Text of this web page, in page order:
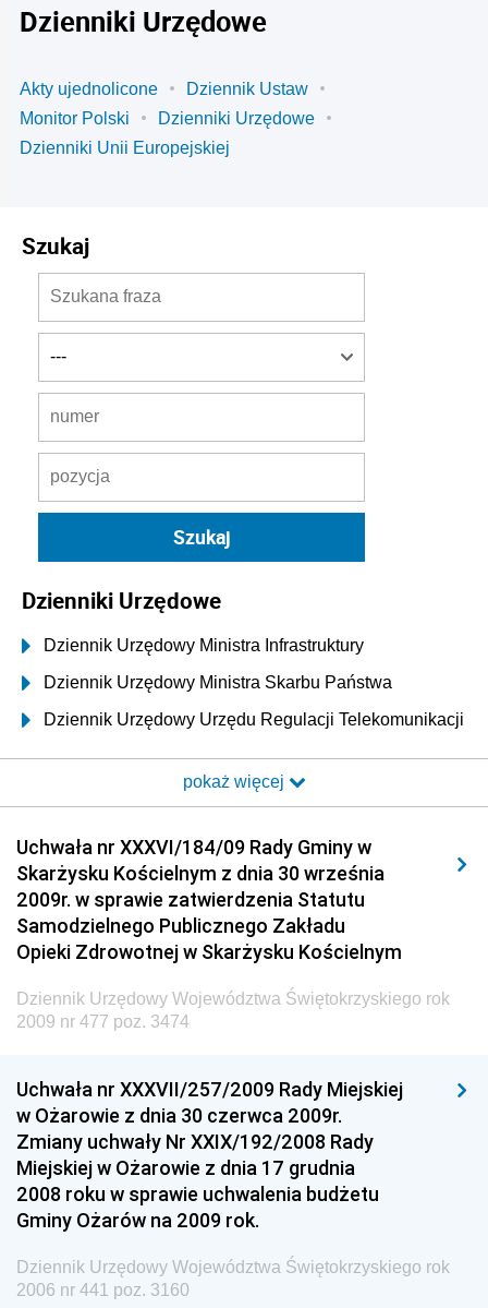
Dzienniki Urzędowe
Akty ujednolicone
Dziennik Ustaw
Monitor Polski
Dzienniki Urzędowe
Dzienniki Unii Europejskiej
Szukaj
Dzienniki Urzędowe
Dziennik Urzędowy Ministra Infrastruktury
Dziennik Urzędowy Ministra Skarbu Państwa
Dziennik Urzędowy Urzędu Regulacji Telekomunikacji
Dziennik Urzędowy Ministra Transportu i Budownictwa
Elektronicznej
Dziennik Urzędowy Ministra Spraw Wewnętrznych i
Administracji
Dziennik Urzędowy Ministra Transportu
Dziennik Urzędowy Ministra Budownictwa
Dziennik Urzędowy Ministra Nauki i Szkolnictwa
Dziennik Urzędowy Głównego Urzędu Miar
Dziennik Urzędowy Ministra Rolnictwa i Rozwoju Wsi
Dziennik Urzędowy Ministra Edukacji Narodowej i
Sportu
Dziennik Urzędowy Ministra Edukacji i Nauki
Dziennik Urzędowy Ministra Edukacji Narodowej
Dziennik Urzędowy Ministra Gospodarki Morskiej
pokaż więcej
Uchwała nr XXXVI/184/09 Rady Gminy w
Skarżysku Kościelnym z dnia 30 września
2009r. w sprawie zatwierdzenia Statutu
Samodzielnego Publicznego Zakładu
Opieki Zdrowotnej w Skarżysku Kościelnym
Dziennik Urzędowy Województwa Świętokrzyskiego rok
2009 nr 477 poz. 3474
Uchwała nr XXXVII/257/2009 Rady Miejskiej
w Ożarowie z dnia 30 czerwca 2009r.
Zmiany uchwały Nr XXIX/192/2008 Rady
Miejskiej w Ożarowie z dnia 17 grudnia
2008 roku w sprawie uchwalenia budżetu
Gminy Ożarów na 2009 rok.
Dziennik Urzędowy Województwa Świętokrzyskiego rok
2006 nr 441 poz. 3160